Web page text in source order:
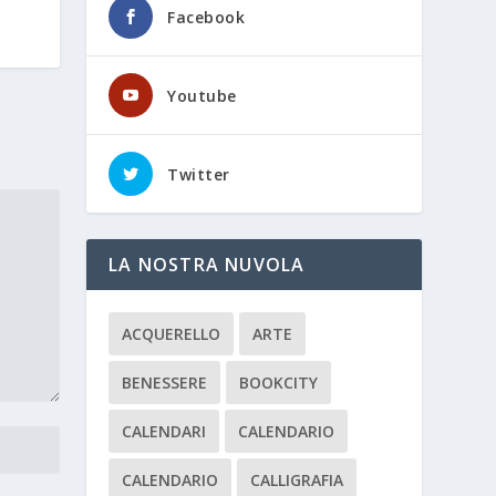
Facebook
Youtube
Twitter
LA NOSTRA NUVOLA
ACQUERELLO ARTE
BENESSERE BOOKCITY
CALENDARI CALENDARIO
CALENDARIO CALLIGRAFIA